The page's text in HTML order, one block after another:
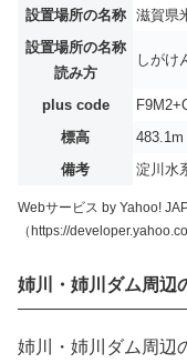
設置場所の名称
滋賀県
設置場所の名称
読み方
しが
plus code
標高
483.1m
備考 淀川水
Webサービス by Yahoo!
（https://
姉川・姉川ダム周辺
姉川・姉川ダム周辺